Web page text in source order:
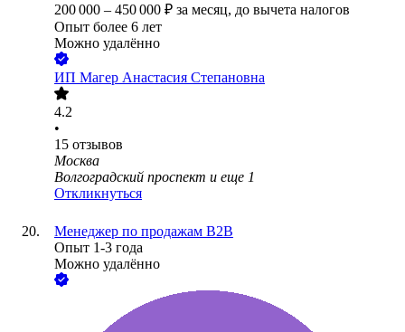
200 000 – 450 000 ₽ за месяц, до вычета налогов
Опыт более 6 лет
Можно удалённо
ИП Магер Анастасия Степановна
4.2
•
15 отзывов
Москва
Волгоградский проспект и еще 1
Откликнуться
Менеджер по продажам B2B
Опыт 1-3 года
Можно удалённо